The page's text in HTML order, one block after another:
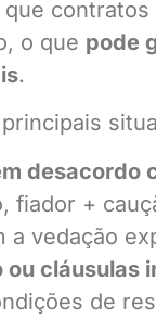
que
o que pode
.
desacordo
fiador +
a vedação
cláusulas
de